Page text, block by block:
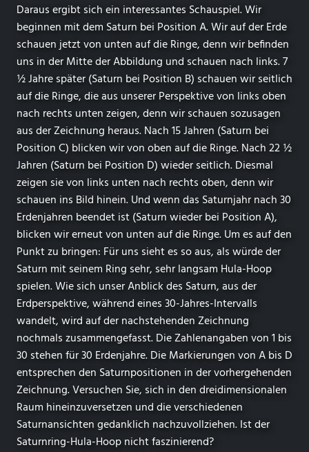
Daraus ergibt sich ein interessantes Schauspiel. Wir
beginnen mit dem Saturn bei Position A. Wir auf der Erde
schauen jetzt von unten auf die Ringe, denn wir befinden
uns in der Mitte der Abbildung und schauen nach links. 7
½ Jahre später (Saturn bei Position B) schauen wir seitlich
auf die Ringe, die aus unserer Perspektive von links oben
nach rechts unten zeigen, denn wir schauen sozusagen
aus der Zeichnung heraus. Nach 15 Jahren (Saturn bei
Position C) blicken wir von oben auf die Ringe. Nach 22 ½
Jahren (Saturn bei Position D) wieder seitlich. Diesmal
zeigen sie von links unten nach rechts oben, denn wir
schauen ins Bild hinein. Und wenn das Saturnjahr nach 30
Erdenjahren beendet ist (Saturn wieder bei Position A),
blicken wir erneut von unten auf die Ringe. Um es auf den
Punkt zu bringen: Für uns sieht es so aus, als würde der
Saturn mit seinem Ring sehr, sehr langsam Hula-Hoop
spielen. Wie sich unser Anblick des Saturn, aus der
Erdperspektive, während eines 30-Jahres-Intervalls
wandelt, wird auf der nachstehenden Zeichnung
nochmals zusammengefasst. Die Zahlenangaben von 1 bis
30 stehen für 30 Erdenjahre. Die Markierungen von A bis D
entsprechen den Saturnpositionen in der vorhergehenden
Zeichnung. Versuchen Sie, sich in den dreidimensionalen
Raum hineinzuversetzen und die verschiedenen
Saturnansichten gedanklich nachzuvollziehen. Ist der
Saturnring-Hula-Hoop nicht faszinierend?